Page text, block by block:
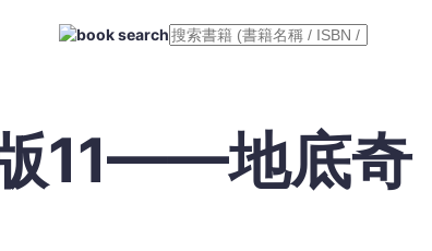
11——地底奇